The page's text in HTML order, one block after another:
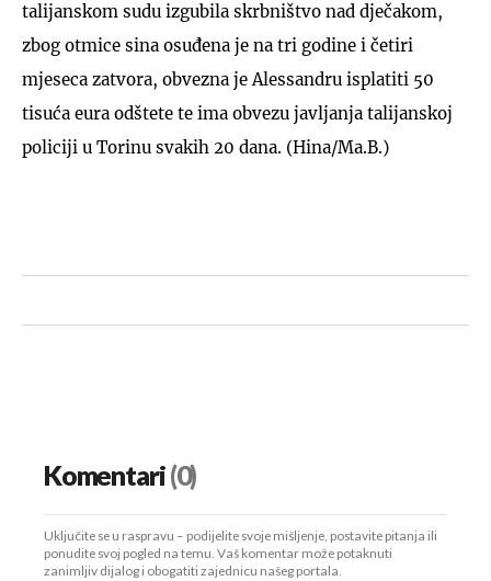
talijanskom sudu izgubila skrbništvo nad dječakom,
zbog otmice sina osuđena je na tri godine i četiri
mjeseca zatvora, obvezna je Alessandru isplatiti 50
tisuća eura odštete te ima obvezu javljanja talijanskoj
policiji u Torinu svakih 20 dana. (Hina/Ma.B.)
Komentari(0)
Uključite se u raspravu – podijelite svoje mišljenje, postavite pitanja ili
ponudite svoj pogled na temu. Vaš komentar može potaknuti
zanimljiv dijalog i obogatiti zajednicu našeg portala.
UKLJUČITE NOTIFIKACIJE